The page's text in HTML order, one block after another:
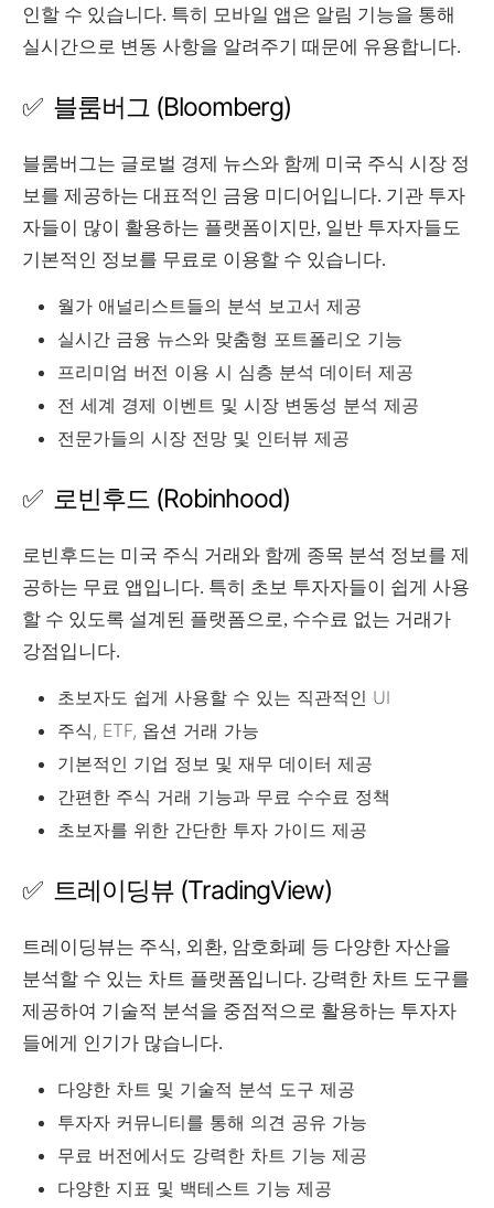
인할 수 있습니다. 특히 모바일 앱은 알림 기능을 통해
실시간으로 변동 사항을 알려주기 때문에 유용합니다.
✅ 블룸버그 (Bloomberg)
블룸버그는 글로벌 경제 뉴스와 함께 미국 주식 시장 정
보를 제공하는 대표적인 금융 미디어입니다. 기관 투자
자들이 많이 활용하는 플랫폼이지만, 일반 투자자들도
기본적인 정보를 무료로 이용할 수 있습니다.
월가 애널리스트들의 분석 보고서 제공
실시간 금융 뉴스와 맞춤형 포트폴리오 기능
프리미엄 버전 이용 시 심층 분석 데이터 제공
전 세계 경제 이벤트 및 시장 변동성 분석 제공
전문가들의 시장 전망 및 인터뷰 제공
✅ 로빈후드 (Robinhood)
로빈후드는 미국 주식 거래와 함께 종목 분석 정보를 제
공하는 무료 앱입니다. 특히 초보 투자자들이 쉽게 사용
할 수 있도록 설계된 플랫폼으로, 수수료 없는 거래가
강점입니다.
초보자도 쉽게 사용할 수 있는 직관적인 UI
주식, ETF, 옵션 거래 가능
기본적인 기업 정보 및 재무 데이터 제공
간편한 주식 거래 기능과 무료 수수료 정책
초보자를 위한 간단한 투자 가이드 제공
✅ 트레이딩뷰 (TradingView)
트레이딩뷰는 주식, 외환, 암호화폐 등 다양한 자산을
분석할 수 있는 차트 플랫폼입니다. 강력한 차트 도구를
제공하여 기술적 분석을 중점적으로 활용하는 투자자
들에게 인기가 많습니다.
다양한 차트 및 기술적 분석 도구 제공
투자자 커뮤니티를 통해 의견 공유 가능
무료 버전에서도 강력한 차트 기능 제공
다양한 지표 및 백테스트 기능 제공